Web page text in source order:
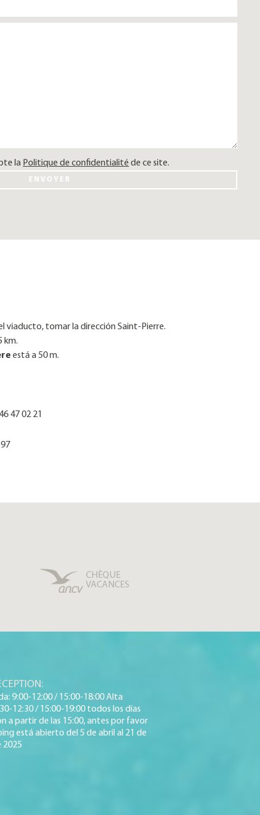
la Politique de confidentialité de ce site.
viaducto, tomar la dirección Saint-Pierre.
km.
está a 50 m.
47 02 21
CHÈQUE
VACANCES
9:00-12:00 / 15:00-18:00 Alta
12:30 / 15:00-19:00 todos los días
a partir de las 15:00, antes por favor
está abierto del 5 de abril al 21 de
2025